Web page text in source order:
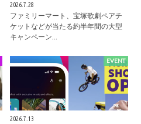
2026.7.28
ファミリーマート、宝塚歌劇ペアチ
ケットなどが当たる約半年間の大型
キャンペーン…
EVENT
2026.7.13